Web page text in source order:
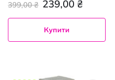
239,00 ₴
399,00 ₴
Купити